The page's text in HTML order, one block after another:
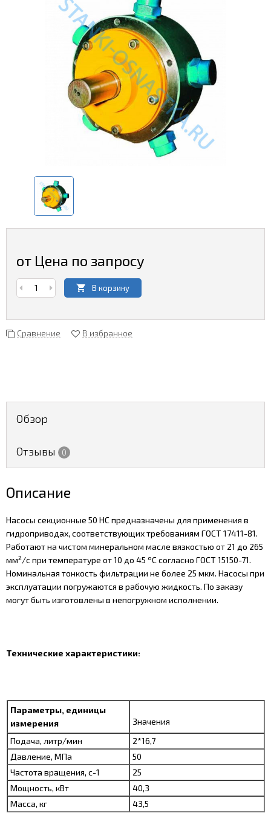
от Цена по запросу
В корзину
Сравнение В избранное
Обзор
Отзывы 0
Описание
Насосы секционные 50 НС предназначены для применения в
гидроприводах, соответствующих требованиям ГОСТ 17411-81.
Работают на чистом минеральном масле вязкостью от 21 до 265
мм2/с при температуре от 10 до 45 оС согласно ГОСТ 15150-71.
Номинальная тонкость фильтрации не более 25 мкм. Насосы при
эксплуатации погружаются в рабочую жидкость. По заказу
могут быть изготовлены в непогружном исполнении.
Технические характеристики:
Параметры, единицы
измерения
Значения
Подача, литр/мин
2*16,7
Давление, МПа
50
Частота вращения, с-1
25
Мощность, кВт
40,3
Масса, кг
43,5